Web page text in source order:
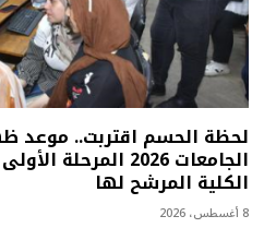
لحظة الحسم اقتربت.. موعد
الجامعات 2026
الكلية المرشح لها
8 أغسطس، 2026